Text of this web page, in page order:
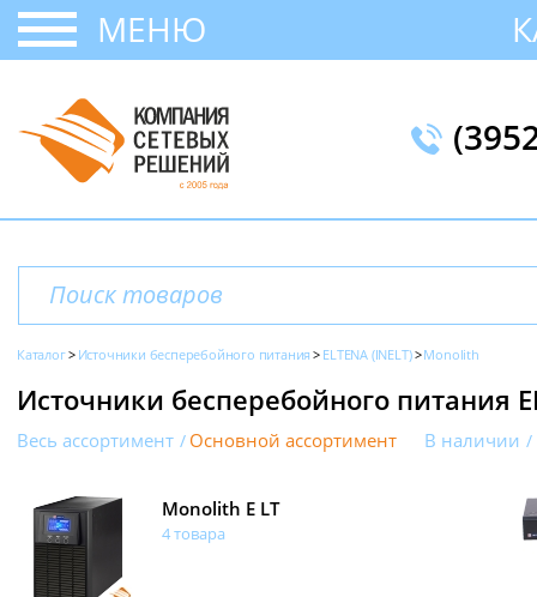
МЕНЮ
Каталог Источники бесперебойного питания ELTENA (INELT) Monolith
Источники бесперебойного питания
Весь ассортимент Основной ассортимент В наличии
Monolith E LT
4 товара